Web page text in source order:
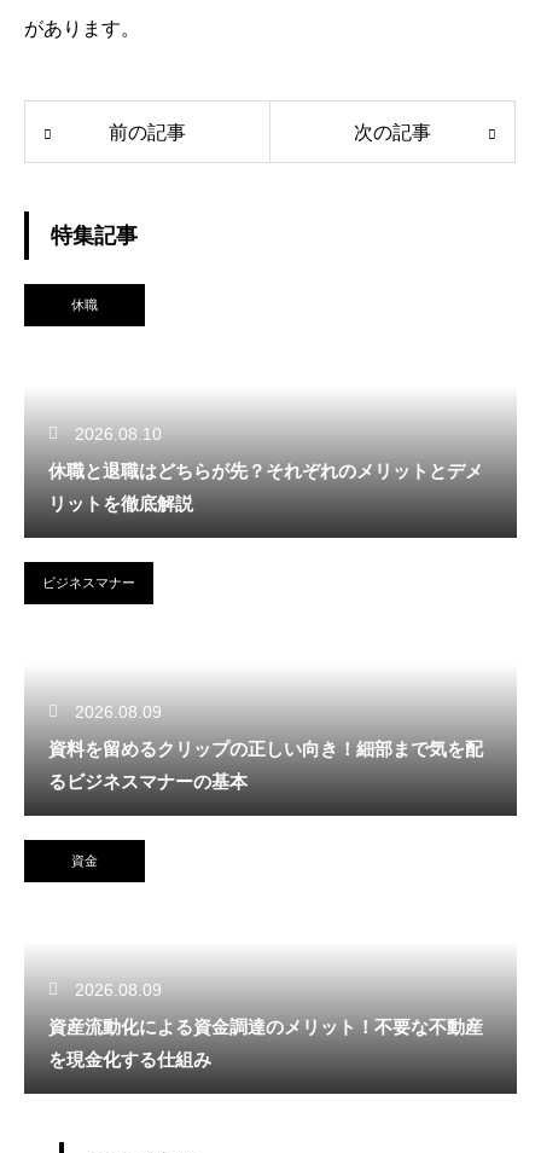
があります。
前の記事 次の記事
特集記事
休職
2026.08.10
休職と退職はどちらが先？それぞれのメリットとデメ
リットを徹底解説
ビジネスマナー
2026.08.09
資料を留めるクリップの正しい向き！細部まで気を配
るビジネスマナーの基本
資金
2026.08.09
資産流動化による資金調達のメリット！不要な不動産
を現金化する仕組み